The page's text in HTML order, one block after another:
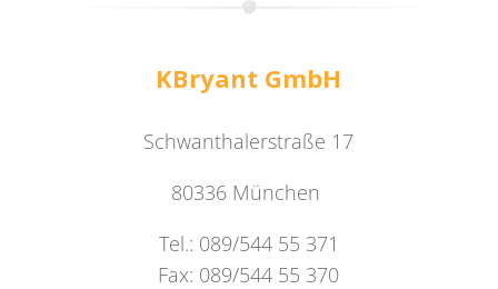
KBryant GmbH
Schwanthalerstraße 17
80336 München
Tel.: 089/544 55 371
Fax: 089/544 55 370